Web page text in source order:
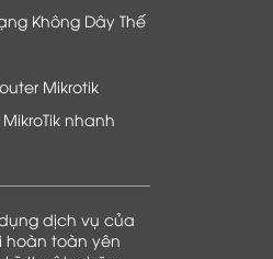
Không Dây Thế
Mikrotik
nhanh
dịch vụ của
hoàn toàn yên